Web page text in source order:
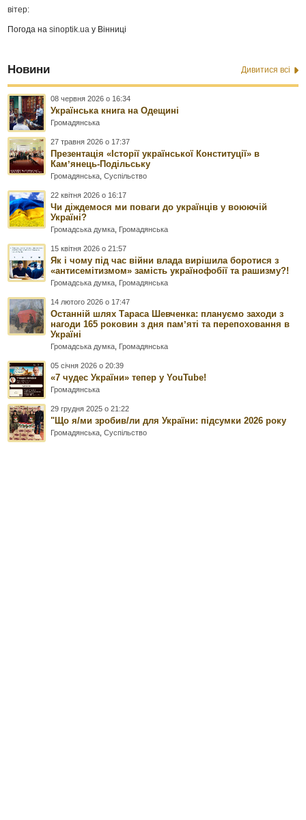
вітер:
Погода наsinoptik.ua у Вінниці
Новини Дивитися всі
08 червня 2026 о 16:34
Українська книга на Одещині
Громадянська
27 травня 2026 о 17:37
Презентація «Історії української Конституції» в
Камʼянець-Подільську
Громадянська ,Суспільство
22 квітня 2026 о 16:17
Чи діждемося ми поваги до українців у воюючій
Україні?
Громадська думка Громадянська
15 квітня 2026 о 21:57
Як і чому під час війни влада вирішила боротися з
«антисемітизмом» замість українофобії та рашизму?!
Громадська думка Громадянська
14 лютого 2026 о 17:47
Останній шлях Тараса Шевченка: плануємо заходи з
нагоди 165 роковин з дня памʼяті та перепоховання в
Україні
Громадська думка Громадянська
05 січня 2026 о 20:39
«7 чудес України» тепер у YouTube!
Громадянська
29 грудня 2025 о 21:22
"Що я/ми зробив/ли для України: підсумки 2026 року
Громадянська ,Суспільство